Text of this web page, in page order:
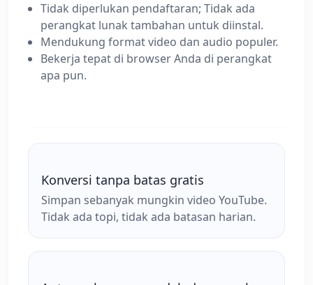
Tidak diperlukan pendaftaran; Tidak ada
perangkat lunak tambahan untuk diinstal.
Mendukung format video dan audio populer.
Bekerja tepat di browser Anda di perangkat
apa pun.
Konversi tanpa batas gratis
Simpan sebanyak mungkin video YouTube.
Tidak ada topi, tidak ada batasan harian.